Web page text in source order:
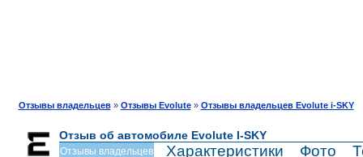
Отзывы владельцев» Отзывы Evolute» Отзывы владельцев Evolute i-SKY
Отзыв об автомобиле Evolute I-SKY
Отзывы владельцев Характеристики Фото